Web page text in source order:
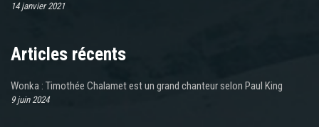
14 janvier 2021
Articles récents
Wonka : Timothée Chalamet est un grand chanteur selon Paul King
9 juin 2024